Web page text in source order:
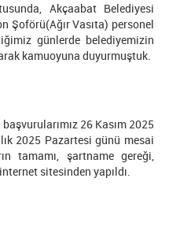
Akçaabat Belediyesi
Şoförü(Ağır Vasıta) personel
günlerde belediyemizin
kamuoyuna duyurmuştuk.
26 Kasım 2025
2025 Pazartesi günü mesai
tamamı, şartname gereği,
sitesinden yapıldı.